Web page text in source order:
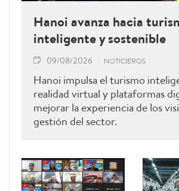
Hanoi avanza hacia
inteligente y sostenible
09/08/2026 NOTICIEROS
Hanoi impulsa el turismo
realidad virtual y plataformas
mejorar la experiencia de los
gestión del sector.